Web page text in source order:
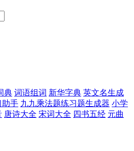
典 词语组词 新华字典 英文名生成
助手 九九乘法题练习题生成器 小学
唐诗大全 宋词大全 四书五经 元曲